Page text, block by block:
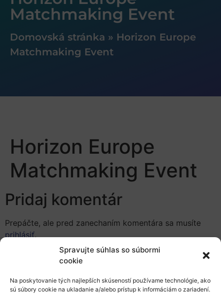
Spravujte súhlas so súbormi
cookie
Na poskytovanie tých najlepších skúseností používame technológie, ako
sú súbory cookie na ukladanie a/alebo prístup k informáciám o zariadení.
Matchmaking Event
Domovská stránka » Horizon Europe
Matchmaking Event
Horizon Europe
Matchmaking Event
Pridaj komentár
Prepáčte, ale pred zanechaním komentára sa musíte
prihlásiť.